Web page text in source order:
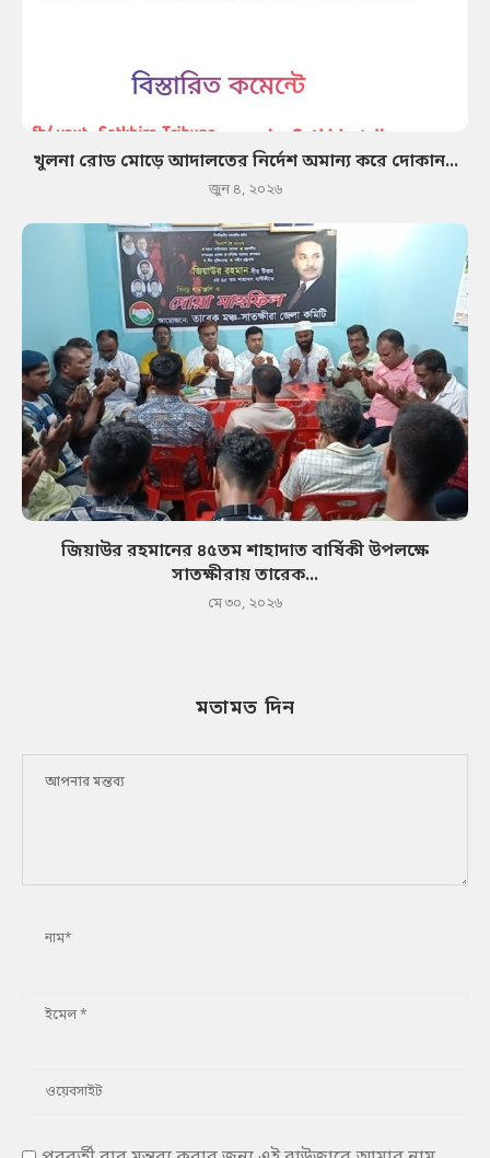
খুলনা রোড মোড়ে আদালতের নির্দেশ অমান্য করে দোকান...
জুন ৪, ২০২৬
জিয়াউর রহমানের ৪৫তম শাহাদাত বার্ষিকী উপলক্ষে
সাতক্ষীরায় তারেক...
মে ৩০, ২০২৬
মতামত দিন